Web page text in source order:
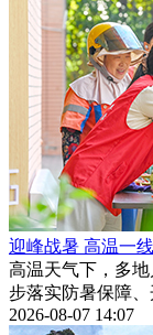
迎峰战暑 高温一
高温天气下，多
步落实防暑保障、
2026-08-07 14:07